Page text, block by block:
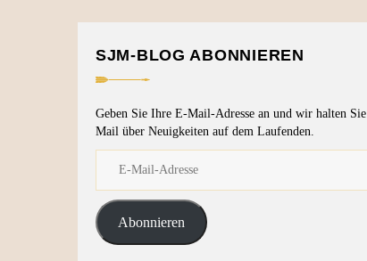
SJM-BLOG ABONNIEREN
Geben Sie Ihre E-Mail-Adresse an und wir halten
Mail über Neuigkeiten auf dem Laufenden.
Abonnieren